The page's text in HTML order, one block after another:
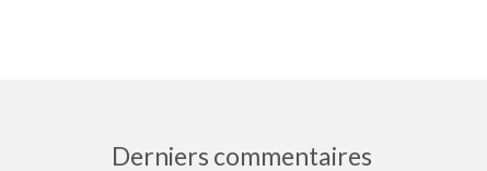
Derniers commentaires